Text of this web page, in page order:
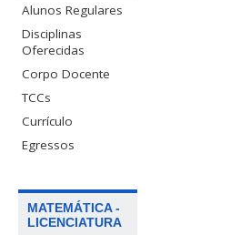
Alunos Regulares
Disciplinas
Oferecidas
Corpo Docente
TCCs
Currículo
Egressos
MATEMÁTICA -
LICENCIATURA